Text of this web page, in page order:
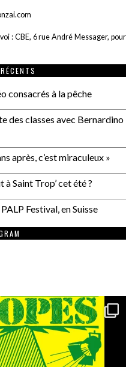
: CBE, 6 rue André Messager, pour
consacrés à la pêche
des classes avec Bernardino
après, c’est miraculeux »
Saint Trop’ cet été ?
Festival, en Suisse